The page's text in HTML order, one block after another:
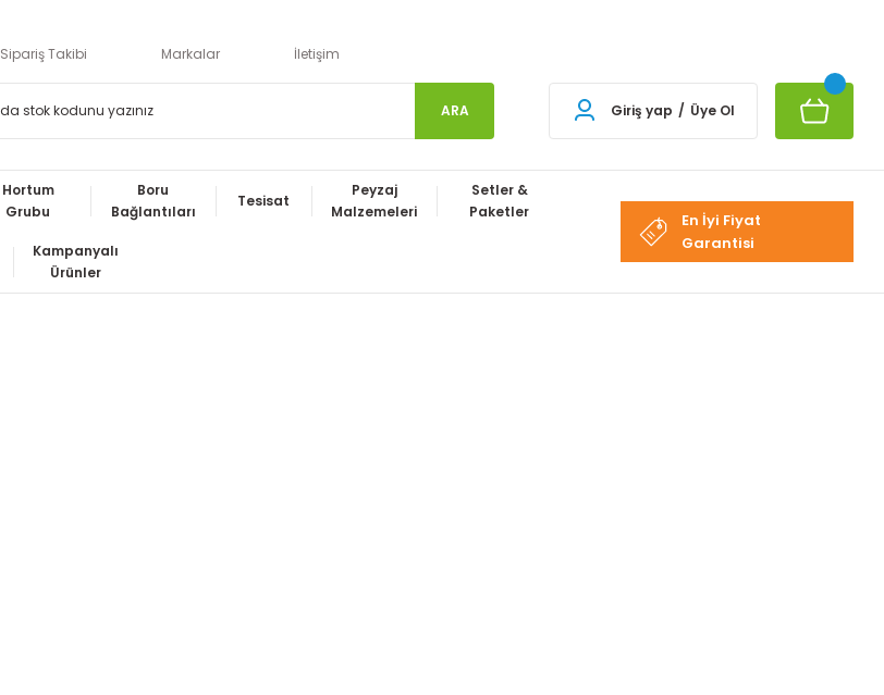
Sipariş Takibi Markalar İletişim
ARA Giriş yap / Üye Ol
Hortum
Grubu
Boru
Bağlantıları
Tesisat
Peyzaj
Malzemeleri
Setler &
Paketler
Kampanyalı
Ürünler
En İyi Fiyat
Garantisi